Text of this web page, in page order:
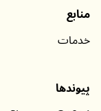
دسته‌بندی‌ها
اطلاعات
منابع